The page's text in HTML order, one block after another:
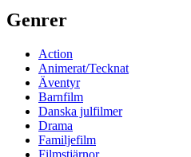
Genrer
Action
Animerat/Tecknat
Äventyr
Barnfilm
Danska julfilmer
Drama
Familjefilm